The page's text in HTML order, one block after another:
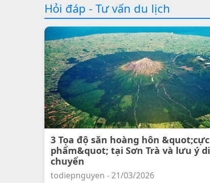
Hỏi đáp - Tư vấn du lịch
3 Tọa độ săn hoàng hôn &quot;cực
phẩm&quot; tại Sơn Trà và lưu ý di
chuyển
todiepnguyen - 21/03/2026